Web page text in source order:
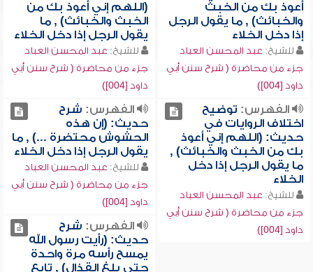
أعوذ بك من الخبث
والخبائث) , ما يقول الرجل
إذا دخل الخلاء
للشيخ: عبد المحسن العباد
جزء من محاضرة ( شرح سنن أبي
داود [004])
(اللهم إني أعوذ بك من
الخبث والخبائث) , ما
يقول الرجل إذا دخل الخلاء
للشيخ: عبد المحسن العباد
جزء من محاضرة ( شرح سنن أبي
داود [004])
الفهرس: توضيح
اختلاف الروايات في
حديث: (اللهم إني أعوذ
بك من الخبث والخبائث) ,
ما يقول الرجل إذا دخل
الخلاء
للشيخ: عبد المحسن العباد
جزء من محاضرة ( شرح سنن أبي
داود [004])
الفهرس: شرح
حديث: (إن هذه
الحشوش محتضرة ...) , ما
يقول الرجل إذا دخل الخلاء
للشيخ: عبد المحسن العباد
جزء من محاضرة ( شرح سنن أبي
داود [004])
الفهرس: شرح
حديث: (رأيت رسول الله
يمسح رأسه مرة واحدة
حتى بلغ القذال) , تابع